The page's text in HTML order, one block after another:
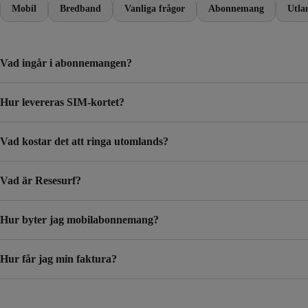
Mobil Bredband Vanliga frågor Abonnemang
Vad ingår i abonnemangen?
Hur levereras SIM-kortet?
Vad kostar det att ringa utomlands?
Vad är Resesurf?
Hur byter jag mobilabonnemang?
Hur får jag min faktura?